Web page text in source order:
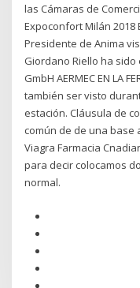
las Cámaras de
Expoconfort Milán
Presidente de Anima
Giordano Riello ha
GmbH AERMEC EN LA
también ser visto
estación. Cláusula de
común de de una base
Viagra Farmacia
para decir colocamos
normal.